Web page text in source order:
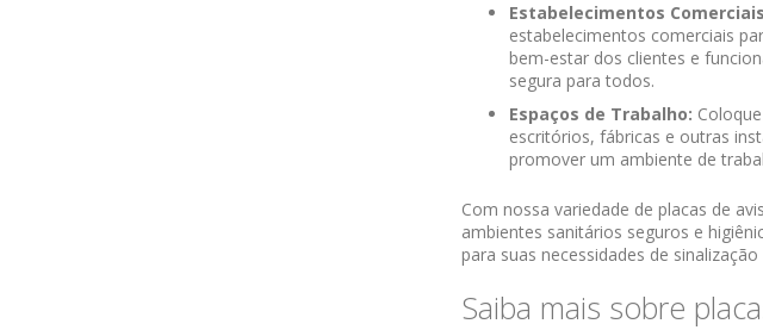
Estabelecimentos
estabelecimentos comerciais
bem-estar dos clientes e
segura para todos.
Espaços de Trabalho:
escritórios, fábricas e outras
promover um ambiente de
Com nossa variedade de placas de
ambientes sanitários seguros e
para suas necessidades de
Saiba mais sobre